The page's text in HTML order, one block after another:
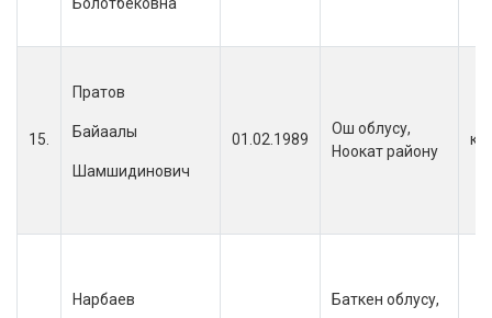
15.
Пратов
Байаалы
Шамшидинович
01.02.1989
Ош облусу,
Ноокат району
Нарбаев Баткен облусу,